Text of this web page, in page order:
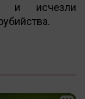
и исчезли